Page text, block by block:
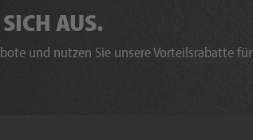
AUS.
und nutzen Sie unsere Vorteilsrabatte für